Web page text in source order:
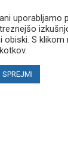
Pogoji
Sofinanciranje
uporabljamo
obiski. S klikom
SPREJMI